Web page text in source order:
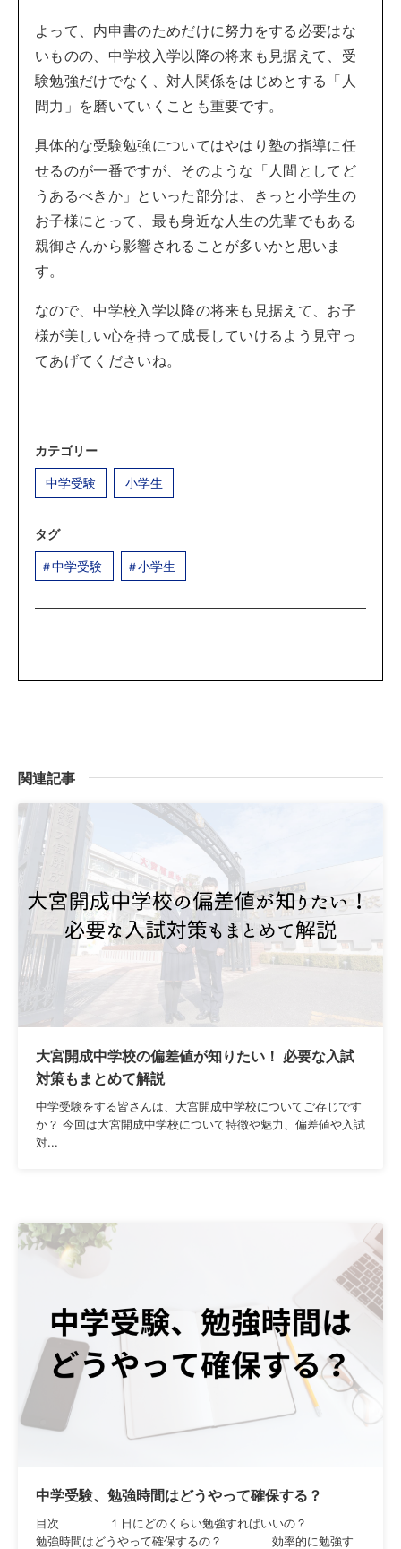
よって、内申書のためだけに努力をする必要はな
いものの、中学校入学以降の将来も見据えて、受
験勉強だけでなく、対人関係をはじめとする「人
間力」を磨いていくことも重要です。
具体的な受験勉強についてはやはり塾の指導に任
せるのが一番ですが、そのような「人間としてど
うあるべきか」といった部分は、きっと小学生の
お子様にとって、最も身近な人生の先輩でもある
親御さんから影響されることが多いかと思いま
す。
なので、中学校入学以降の将来も見据えて、お子
様が美しい心を持って成長していけるよう見守っ
てあげてくださいね。
カテゴリー
中学受験 小学生
タグ
中学受験 小学生
関連記事
大宮開成中学校の偏差値が知りたい！ 必要な入試
対策もまとめて解説
中学受験をする皆さんは、大宮開成中学校についてご存じです
か？ 今回は大宮開成中学校について特徴や魅力、偏差値や入試
対...
中学受験、勉強時間はどうやって確保する？
目次 １日にどのくらい勉強すればいいの？
勉強時間はどうやって確保するの？ 効率的に勉強す